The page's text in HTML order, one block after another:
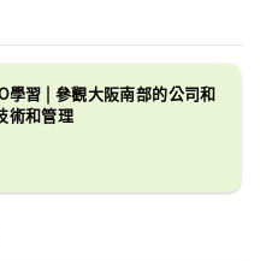
學習 | 參觀大阪南部的公司和
術和管理